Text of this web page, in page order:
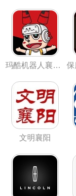
玛酷机器人襄州校区
文明襄阳